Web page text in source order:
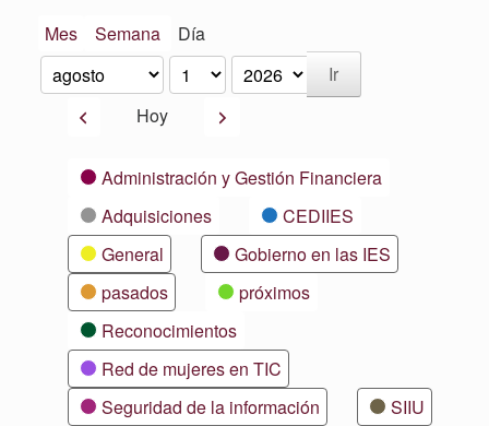
Mes Semana Día
Mes
Día
Año
AnteriorHoy Siguiente
CategoríasAdministración y Gestión Financiera
Adquisiciones
CEDIIES
General
Gobierno en las IES
pasados
próximos
Reconocimientos
Red de mujeres en TIC
Seguridad de la información
SIIU